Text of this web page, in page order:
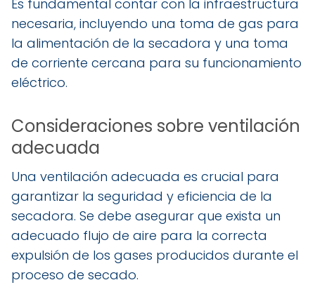
Es fundamental contar con la infraestructura
necesaria, incluyendo una toma de gas para
la alimentación de la secadora y una toma
de corriente cercana para su funcionamiento
eléctrico.
Consideraciones sobre ventilación
adecuada
Una ventilación adecuada es crucial para
garantizar la seguridad y eficiencia de la
secadora. Se debe asegurar que exista un
adecuado flujo de aire para la correcta
expulsión de los gases producidos durante el
proceso de secado.